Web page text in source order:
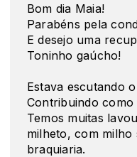
Bom dia Maia!
Parabéns pela
E desejo uma
Toninho gaúcho!
Estava escutando
Contribuindo
Temos muitas
milheto, com
braquiaria.